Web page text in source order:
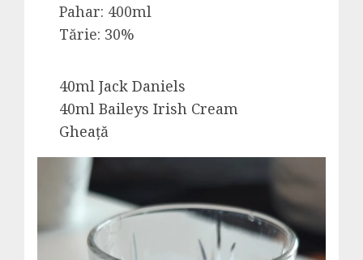
Pahar: 400ml
Tărie: 30%
40ml Jack Daniels
40ml Baileys Irish Cream
Gheață